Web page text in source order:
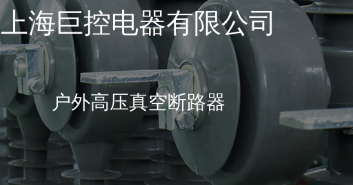
上海巨控电器有限公司
户外高压真空断路器